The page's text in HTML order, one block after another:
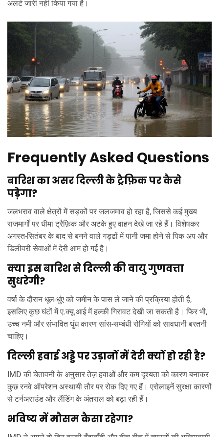
अलर्ट जारी नहीं किया गया है।
Frequently Asked Questions
बारिश का असर दिल्ली के ट्रैफ़िक पर कैसे
पड़ेगा?
जलभराव वाले क्षेत्रों में सड़कों पर जलजमाव हो रहा है, जिससे कई मुख्य
राजमार्गों पर धीमा ट्रैफ़िक और अटके हुए वाहन देखे जा रहे हैं। विशेषकर
अगस्त‑सितंबर के बाद से बनने वाले गड्ढों में पानी जमा होने से पिक अप और
डिलीवरी सेवाओं में देरी आम हो गई है।
क्या इस बारिश से दिल्ली की वायु गुणवत्ता
सुधरेगी?
वर्षा के दौरान धूल‑धुंए को जमीन के पास ले जाने की प्रक्रिया होती है,
इसलिए कुछ घंटों में ए.क्यू.आई में हल्की गिरावट देखी जा सकती है। फिर भी,
उच्च नमी और संभावित धुंध कारण सांस‑सम्बंधी रोगियों को सावधानी बरतनी
चाहिए।
दिल्ली हवाई अड्डे पर उड़ानों में देरी क्यों हो रही है?
IMD की चेतावनी के अनुसार तेज़ हवाओं और कम दृश्यता को कारण बनाकर
कुछ रनवे ऑपरेशन अस्थायी तौर पर रोक दिए गए हैं। एरोलाइनें सुरक्षा कारणों
से टर्नअराउंड और लैंडिंग के अंतराल को बढ़ा रही हैं।
भविष्य में मौसम कैसा रहेगा?